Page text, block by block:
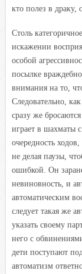
кто полез в драку,
Столь
искажении
особой
посылке
внимания на то,
Следовательно,
сразу же
играет в шахматы
очередность
не делая паузы,
ошибкой. Он
невиновность, и
автоматическим
следует такая же
указать своему
него с
дети поступают
автоматизм